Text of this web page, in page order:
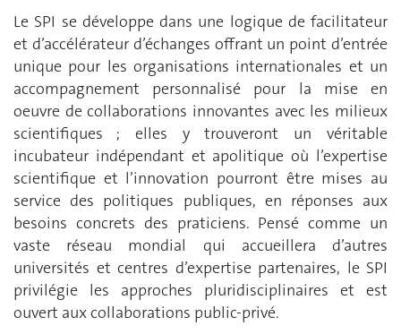
Le SPI se développe dans une logique de facilitateur
et d’accélérateur d’échanges offrant un point d’entrée
unique pour les organisations internationales et un
accompagnement personnalisé pour la mise en
oeuvre de collaborations innovantes avec les milieux
scientifiques ; elles y trouveront un véritable
incubateur indépendant et apolitique où l’expertise
scientifique et l’innovation pourront être mises au
service des politiques publiques, en réponses aux
besoins concrets des praticiens. Pensé comme un
vaste réseau mondial qui accueillera d’autres
universités et centres d’expertise partenaires, le SPI
privilégie les approches pluridisciplinaires et est
ouvert aux collaborations public-privé.